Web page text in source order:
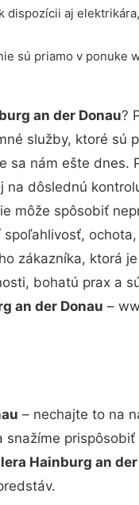
aj
sú priamo v ponuke
an der Donau?
služby, ktoré sú
sa nám ešte dnes.
dôslednú
môže spôsobiť
zákazníka, ktorá
bohatú prax a
an der Donau –
– nechajte to na
Hainburg an der